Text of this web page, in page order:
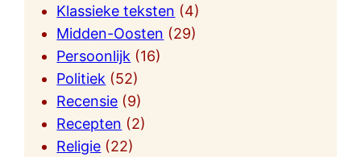
Klassieke teksten (4)
Midden-Oosten (29)
Persoonlijk (16)
Politiek (52)
Recensie (9)
Recepten (2)
Religie (22)